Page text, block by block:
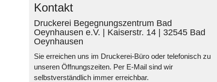
Kontakt
Druckerei Begegnungszentrum Bad
Oeynhausen e.V. | Kaiserstr. 14 | 32545 Bad
Oeynhausen
Sie erreichen uns im Druckerei-Büro oder telefonisch zu
unseren Öffnungszeiten. Per E-Mail sind wir
selbstverständlich immer erreichbar.